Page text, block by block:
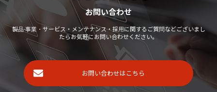
お問い合わせ
製品·事業・サービス・メンテナンス・採用に関するご質問などございまし
たらお気軽にお問い合わせください。
お問い合わせはこちら